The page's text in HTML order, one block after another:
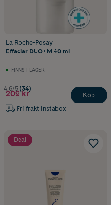
La Roche-Posay
Effaclar DUO+M 40 ml
FINNS I LAGER
4.6/5 (34)
209 kr
Fri frakt Instabox
Köp
Deal